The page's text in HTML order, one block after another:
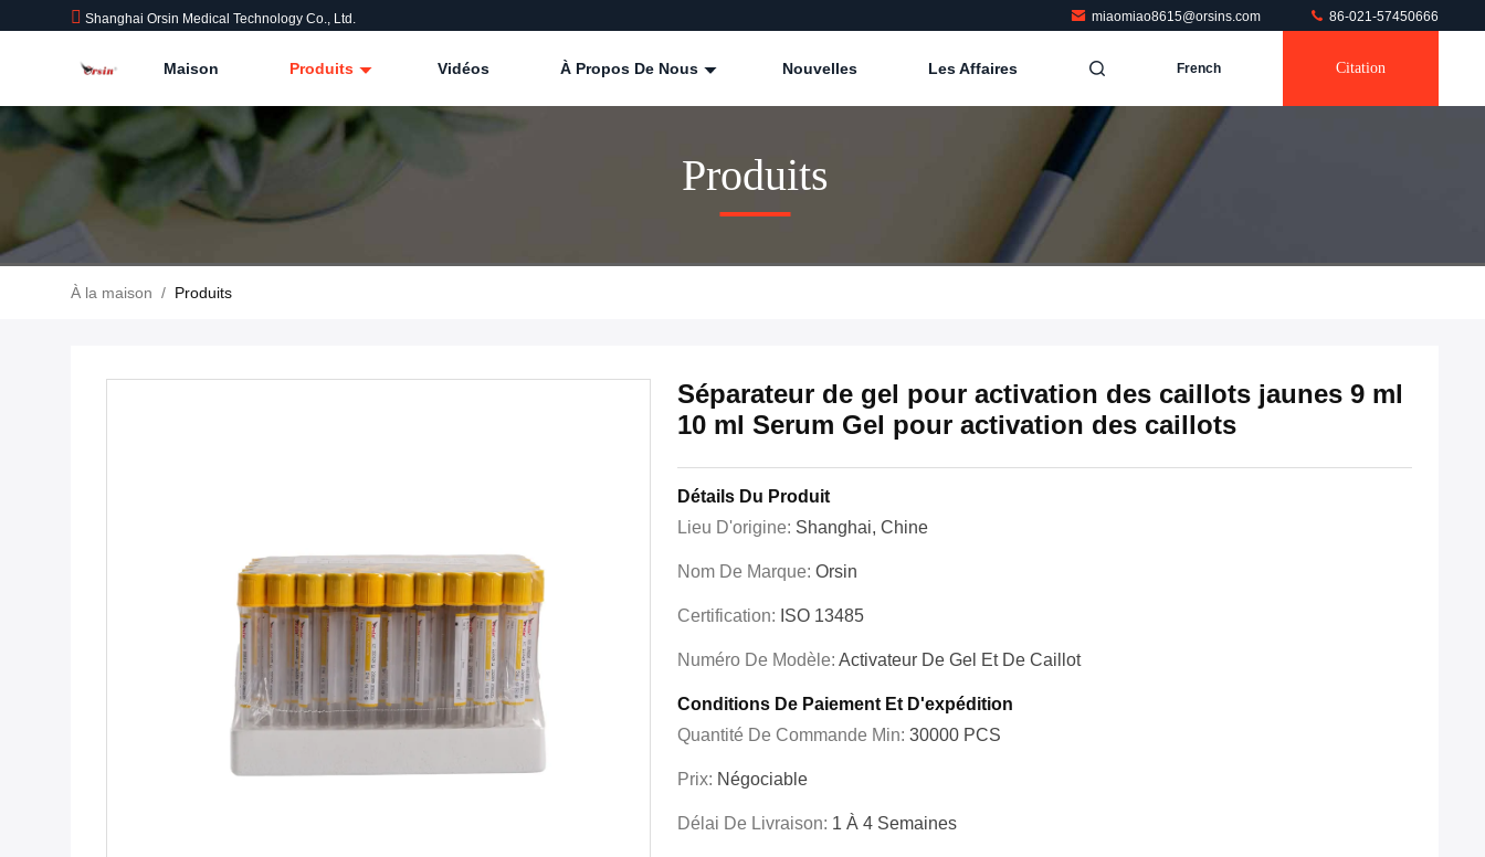
Shanghai Orsin Medical Technology Co., Ltd. miaomiao8615@orsins.com 86-021-57450666
Maison Produits Vidéos À Propos De Nous Nouvelles Les Affaires French Citation
Produits
À la maison / Produits
Séparateur de gel pour activation des caillots jaunes 9 ml
10 ml Serum Gel pour activation des caillots
Détails Du Produit
Lieu D'origine: Shanghai, Chine
Nom De Marque: Orsin
Certification: ISO 13485
Numéro De Modèle: Activateur De Gel Et De Caillot
Conditions De Paiement Et D'expédition
Quantité De Commande Min: 30000 PCS
Prix: Négociable
Délai De Livraison: 1 À 4 Semaines